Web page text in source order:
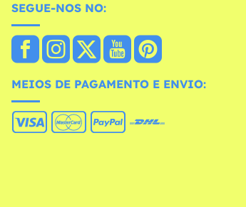
SEGUE-NOS NO:
MEIOS DE PAGAMENTO E ENVIO: